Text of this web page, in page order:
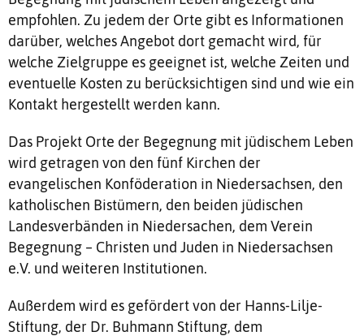
empfohlen. Zu jedem der Orte gibt es Informationen
darüber, welches Angebot dort gemacht wird, für
welche Zielgruppe es geeignet ist, welche Zeiten und
eventuelle Kosten zu berücksichtigen sind und wie ein
Kontakt hergestellt werden kann.
Das Projekt Orte der Begegnung mit jüdischem Leben
wird getragen von den fünf Kirchen der
evangelischen Konföderation in Niedersachsen, den
katholischen Bistümern, den beiden jüdischen
Landesverbänden in Niedersachen, dem Verein
Begegnung – Christen und Juden in Niedersachsen
e.V. und weiteren Institutionen.
Außerdem wird es gefördert von der Hanns-Lilje-
Stiftung, der Dr. Buhmann Stiftung, dem